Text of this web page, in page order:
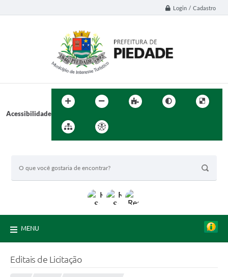
Login / Cadastro
Acessibilidade
MENU
Editais de Licitação